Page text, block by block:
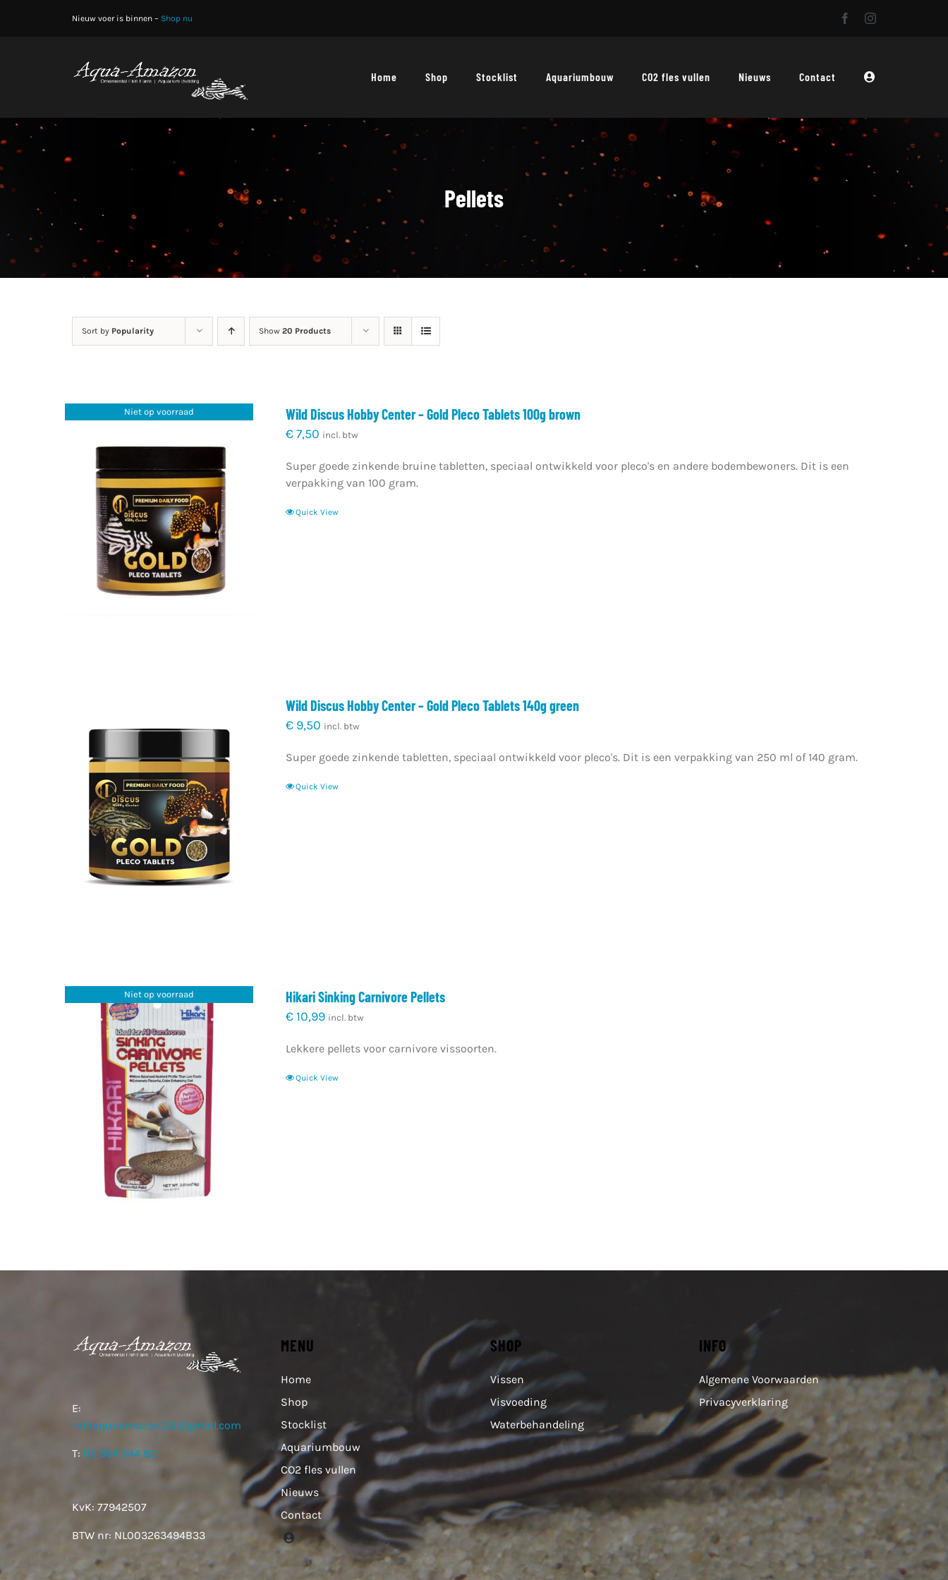
Nieuw voer is binnen – Shop nu
Home Shop Stocklist Aquariumbouw CO2 fles vullen Nieuws Contact
Pellets
Sort by Popularity Show 20 Products
Niet op voorraad Wild Discus Hobby Center – Gold Pleco Tablets 100g brown
€7,50 incl. btw
Super goede zinkende bruine tabletten, speciaal ontwikkeld voor pleco's en andere bodembewoners. Dit is een
verpakking van 100 gram.
Quick View
Wild Discus Hobby Center – Gold Pleco Tablets 140g green
€ 9,50 incl. btw
Super goede zinkende tabletten, speciaal ontwikkeld voor pleco's. Dit is een verpakking van 250 ml of 140 gram.
Quick View
Niet op voorraad Hikari Sinking Carnivore Pellets
€10,99 incl. btw
Lekkere pellets voor carnivore vissoorten.
Quick View
E:
infoaquaamazon2.0@gmail.com
T: 06 364 544 82
KvK: 77942507
BTW nr: NL003263494B33
MENU
Home
Shop
Stocklist
Aquariumbouw
CO2 fles vullen
Nieuws
Contact
SHOP
Vissen
Visvoeding
Waterbehandeling
INFO
Algemene Voorwaarden
Privacyverklaring